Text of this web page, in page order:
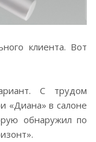
клиента. Вот
С трудом
«Диана» в салоне
обнаружил по